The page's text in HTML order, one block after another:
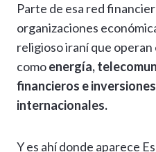
Parte de esa red
organizaciones
religioso iraní que
comoenergía,
financieros e
internacionales.
Y es ahí donde aparece